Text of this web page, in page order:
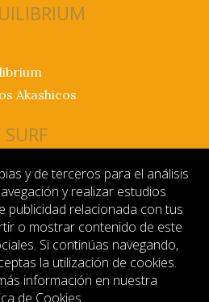
Akashicos
Fuerteventura
y de terceros para el análisis
y realizar estudios
publicidad relacionada con tus
o mostrar contenido de este
Si continúas navegando,
la utilización de cookies.
información en nuestra
de Cookies